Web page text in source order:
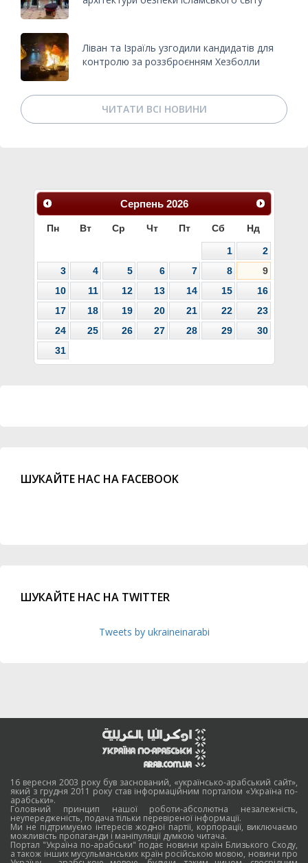
Ліван та Ізраїль узгодили кандидатів для
контролю за роззброєнням Хезболли
ЧИТАТИ ВСІ НОВИНИ
Серпень 2026
Пн Вт Ср Чт Пт Сб Нд
1
2
3
4 5 6 7 8
9
10
11 12 13 14 15
16
17
18 19 20 21 22
23
24
25 26 27 28 29
30
31
ШУКАЙТЕ НАС НА FACEBOOK
ШУКАЙТЕ НАС НА TWITTER
Tweets by ukraineinarabi
16 вересня 2003 року був заснований, «українсько-арабський сайт»,
який з грудня 2011 року став інформаційним порталом «Україна по-
арабськи».
Головний принцип нашої роботи-абсолютна незалежність,
неупередженість, подача тільки перевіреної інформації.
Ми не підтримуємо інтересів жодної партії, корпорації, виключаємо
можливість пропаганди і маніпуляції думкою читача.
Портал "Україна по-арабськи" подає новини країн Близького Сходу,
а також інших мусульманських країн російською мовою, новини про